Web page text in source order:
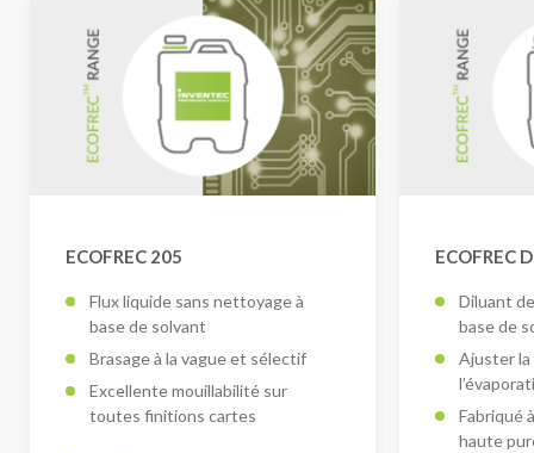
ECOFREC 205
Flux liquide sans nettoyage à
base de solvant
Brasage à la vague et sélectif
Excellente mouillabilité sur
toutes finitions cartes
ECOFREC
Diluant
base de
Ajuster
Fabriqué
haute